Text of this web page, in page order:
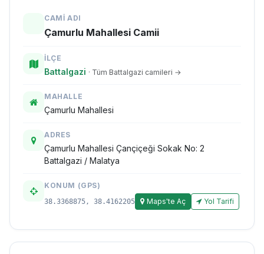
CAMI ADI
Çamurlu Mahallesi Camii
İLÇE
Battalgazi · Tüm Battalgazi camileri →
MAHALLE
Çamurlu Mahallesi
ADRES
Çamurlu Mahallesi Çançiçeği Sokak No: 2
Battalgazi / Malatya
KONUM (GPS)
38.3368875, 38.4162205 Maps'te Aç Yol Tarifi